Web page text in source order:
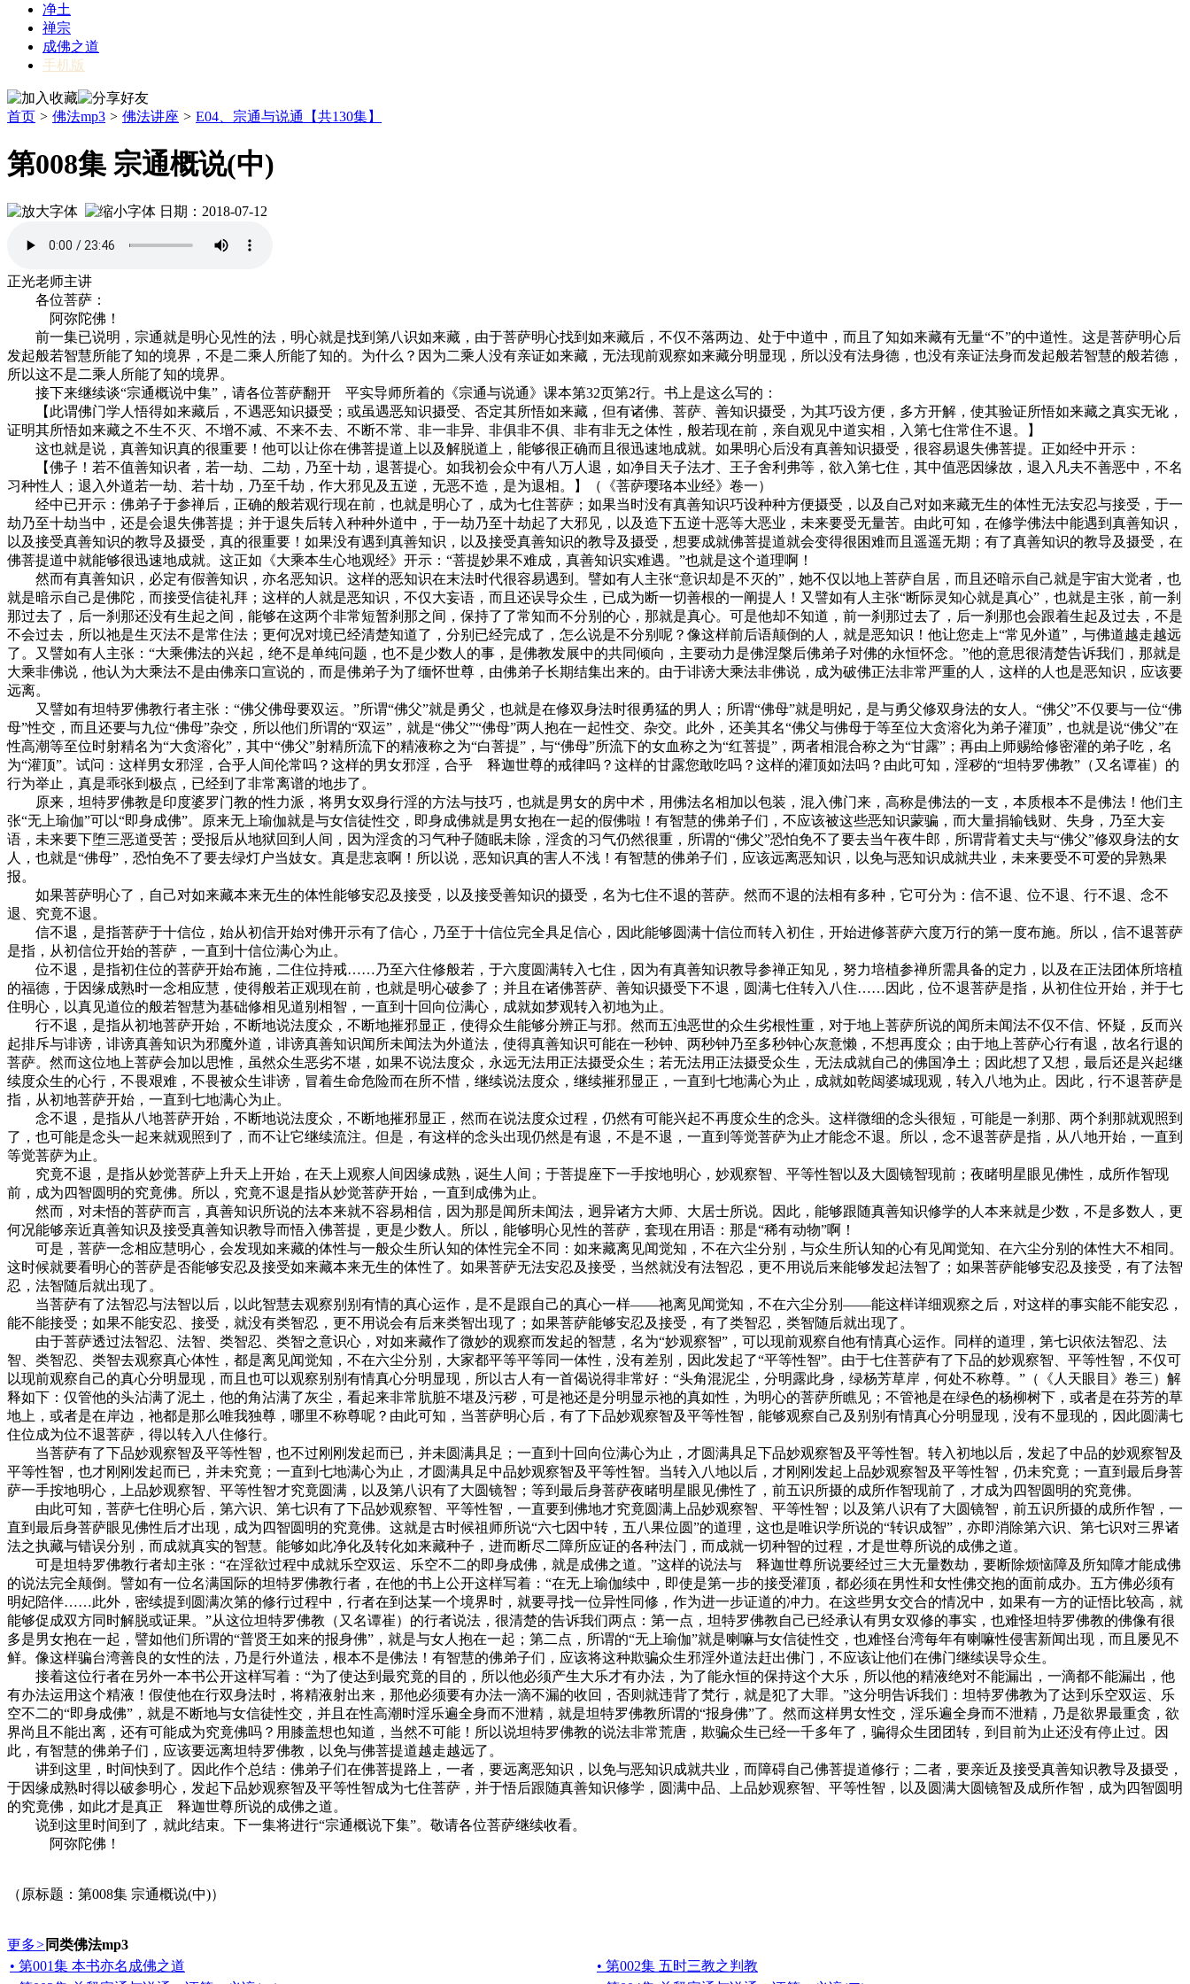
净土
禅宗
成佛之道
手机版
首页 > 佛法mp3 > 佛法讲座 > E04、宗通与说通【共130集】
第008集 宗通概说(中)
日期：2018-07-12
正光老师主讲
各位菩萨：
阿弥陀佛！
前一集已说明，宗通就是明心见性的法，明心就是找到第八识如来藏，由于菩萨明心找到如来藏后，不仅不落两边、处于中道中，而且了知如来藏有无量“不”的中道性。这是菩萨明心后
发起般若智慧所能了知的境界，不是二乘人所能了知的。为什么？因为二乘人没有亲证如来藏，无法现前观察如来藏分明显现，所以没有法身德，也没有亲证法身而发起般若智慧的般若德，
所以这不是二乘人所能了知的境界。
接下来继续谈“宗通概说中集”，请各位菩萨翻开 平实导师所着的《宗通与说通》课本第32页第2行。书上是这么写的：
【此谓佛门学人悟得如来藏后，不遇恶知识摄受；或虽遇恶知识摄受、否定其所悟如来藏，但有诸佛、菩萨、善知识摄受，为其巧设方便，多方开解，使其验证所悟如来藏之真实无讹，
证明其所悟如来藏之不生不灭、不增不减、不来不去、不断不常、非一非异、非俱非不俱、非有非无之体性，般若现在前，亲自观见中道实相，入第七住常住不退。】
这也就是说，真善知识真的很重要！他可以让你在佛菩提道上以及解脱道上，能够很正确而且很迅速地成就。如果明心后没有真善知识摄受，很容易退失佛菩提。正如经中开示：
【佛子！若不值善知识者，若一劫、二劫，乃至十劫，退菩提心。如我初会众中有八万人退，如净目天子法才、王子舍利弗等，欲入第七住，其中值恶因缘故，退入凡夫不善恶中，不名
习种性人；退入外道若一劫、若十劫，乃至千劫，作大邪见及五逆，无恶不造，是为退相。】（《菩萨璎珞本业经》卷一）
经中已开示：佛弟子于参禅后，正确的般若观行现在前，也就是明心了，成为七住菩萨；如果当时没有真善知识巧设种种方便摄受，以及自己对如来藏无生的体性无法安忍与接受，于一
劫乃至十劫当中，还是会退失佛菩提；并于退失后转入种种外道中，于一劫乃至十劫起了大邪见，以及造下五逆十恶等大恶业，未来要受无量苦。由此可知，在修学佛法中能遇到真善知识，
以及接受真善知识的教导及摄受，真的很重要！如果没有遇到真善知识，以及接受真善知识的教导及摄受，想要成就佛菩提道就会变得很困难而且遥遥无期；有了真善知识的教导及摄受，在
佛菩提道中就能够很迅速地成就。这正如《大乘本生心地观经》开示：“菩提妙果不难成，真善知识实难遇。”也就是这个道理啊！
然而有真善知识，必定有假善知识，亦名恶知识。这样的恶知识在末法时代很容易遇到。譬如有人主张“意识却是不灭的”，她不仅以地上菩萨自居，而且还暗示自己就是宇宙大觉者，也
就是暗示自己是佛陀，而接受信徒礼拜；这样的人就是恶知识，不仅大妄语，而且还误导众生，已成为断一切善根的一阐提人！又譬如有人主张“断际灵知心就是真心”，也就是主张，前一刹
那过去了，后一刹那还没有生起之间，能够在这两个非常短暂刹那之间，保持了了常知而不分别的心，那就是真心。可是他却不知道，前一刹那过去了，后一刹那也会跟着生起及过去，不是
不会过去，所以祂是生灭法不是常住法；更何况对境已经清楚知道了，分别已经完成了，怎么说是不分别呢？像这样前后语颠倒的人，就是恶知识！他让您走上“常见外道”，与佛道越走越远
了。又譬如有人主张：“大乘佛法的兴起，绝不是单纯问题，也不是少数人的事，是佛教发展中的共同倾向，主要动力是佛涅槃后佛弟子对佛的永恒怀念。”他的意思很清楚告诉我们，那就是
大乘非佛说，他认为大乘法不是由佛亲口宣说的，而是佛弟子为了缅怀世尊，由佛弟子长期结集出来的。由于诽谤大乘法非佛说，成为破佛正法非常严重的人，这样的人也是恶知识，应该要
远离。
又譬如有坦特罗佛教行者主张：“佛父佛母要双运。”所谓“佛父”就是勇父，也就是在修双身法时很勇猛的男人；所谓“佛母”就是明妃，是与勇父修双身法的女人。“佛父”不仅要与一位“佛
母”性交，而且还要与九位“佛母”杂交，所以他们所谓的“双运”，就是“佛父”“佛母”两人抱在一起性交、杂交。此外，还美其名“佛父与佛母于等至位大贪溶化为弟子灌顶”，也就是说“佛父”在
性高潮等至位时射精名为“大贪溶化”，其中“佛父”射精所流下的精液称之为“白菩提”，与“佛母”所流下的女血称之为“红菩提”，两者相混合称之为“甘露”；再由上师赐给修密灌的弟子吃，名
为“灌顶”。试问：这样男女邪淫，合乎人间伦常吗？这样的男女邪淫，合乎 释迦世尊的戒律吗？这样的甘露您敢吃吗？这样的灌顶如法吗？由此可知，淫秽的“坦特罗佛教”（又名谭崔）的
行为举止，真是乖张到极点，已经到了非常离谱的地步了。
原来，坦特罗佛教是印度婆罗门教的性力派，将男女双身行淫的方法与技巧，也就是男女的房中术，用佛法名相加以包装，混入佛门来，高称是佛法的一支，本质根本不是佛法！他们主
张“无上瑜伽”可以“即身成佛”。原来无上瑜伽就是与女信徒性交，即身成佛就是男女抱在一起的假佛啦！有智慧的佛弟子们，不应该被这些恶知识蒙骗，而大量捐输钱财、失身，乃至大妄
语，未来要下堕三恶道受苦；受报后从地狱回到人间，因为淫贪的习气种子随眠未除，淫贪的习气仍然很重，所谓的“佛父”恐怕免不了要去当午夜牛郎，所谓背着丈夫与“佛父”修双身法的女
人，也就是“佛母”，恐怕免不了要去绿灯户当妓女。真是悲哀啊！所以说，恶知识真的害人不浅！有智慧的佛弟子们，应该远离恶知识，以免与恶知识成就共业，未来要受不可爱的异熟果
报。
如果菩萨明心了，自己对如来藏本来无生的体性能够安忍及接受，以及接受善知识的摄受，名为七住不退的菩萨。然而不退的法相有多种，它可分为：信不退、位不退、行不退、念不
退、究竟不退。
信不退，是指菩萨于十信位，始从初信开始对佛开示有了信心，乃至于十信位完全具足信心，因此能够圆满十信位而转入初住，开始进修菩萨六度万行的第一度布施。所以，信不退菩萨
是指，从初信位开始的菩萨，一直到十信位满心为止。
位不退，是指初住位的菩萨开始布施，二住位持戒……乃至六住修般若，于六度圆满转入七住，因为有真善知识教导参禅正知见，努力培植参禅所需具备的定力，以及在正法团体所培植
的福德，于因缘成熟时一念相应慧，使得般若正观现在前，也就是明心破参了；并且在诸佛菩萨、善知识摄受下不退，圆满七住转入八住……因此，位不退菩萨是指，从初住位开始，并于七
住明心，以真见道位的般若智慧为基础修相见道别相智，一直到十回向位满心，成就如梦观转入初地为止。
行不退，是指从初地菩萨开始，不断地说法度众，不断地摧邪显正，使得众生能够分辨正与邪。然而五浊恶世的众生劣根性重，对于地上菩萨所说的闻所未闻法不仅不信、怀疑，反而兴
起排斥与诽谤，诽谤真善知识为邪魔外道，诽谤真善知识闻所未闻法为外道法，使得真善知识可能在一秒钟、两秒钟乃至多秒钟心灰意懒，不想再度众；由于地上菩萨心行有退，故名行退的
菩萨。然而这位地上菩萨会加以思惟，虽然众生恶劣不堪，如果不说法度众，永远无法用正法摄受众生；若无法用正法摄受众生，无法成就自己的佛国净土；因此想了又想，最后还是兴起继
续度众生的心行，不畏艰难，不畏被众生诽谤，冒着生命危险而在所不惜，继续说法度众，继续摧邪显正，一直到七地满心为止，成就如乾闼婆城现观，转入八地为止。因此，行不退菩萨是
指，从初地菩萨开始，一直到七地满心为止。
念不退，是指从八地菩萨开始，不断地说法度众，不断地摧邪显正，然而在说法度众过程，仍然有可能兴起不再度众生的念头。这样微细的念头很短，可能是一刹那、两个刹那就观照到
了，也可能是念头一起来就观照到了，而不让它继续流注。但是，有这样的念头出现仍然是有退，不是不退，一直到等觉菩萨为止才能念不退。所以，念不退菩萨是指，从八地开始，一直到
等觉菩萨为止。
究竟不退，是指从妙觉菩萨上升天上开始，在天上观察人间因缘成熟，诞生人间；于菩提座下一手按地明心，妙观察智、平等性智以及大圆镜智现前；夜睹明星眼见佛性，成所作智现
前，成为四智圆明的究竟佛。所以，究竟不退是指从妙觉菩萨开始，一直到成佛为止。
然而，对未悟的菩萨而言，真善知识所说的法本来就不容易相信，因为那是闻所未闻法，迥异诸方大师、大居士所说。因此，能够跟随真善知识修学的人本来就是少数，不是多数人，更
何况能够亲近真善知识及接受真善知识教导而悟入佛菩提，更是少数人。所以，能够明心见性的菩萨，套现在用语：那是“稀有动物”啊！
可是，菩萨一念相应慧明心，会发现如来藏的体性与一般众生所认知的体性完全不同：如来藏离见闻觉知，不在六尘分别，与众生所认知的心有见闻觉知、在六尘分别的体性大不相同。
这时候就要看明心的菩萨是否能够安忍及接受如来藏本来无生的体性了。如果菩萨无法安忍及接受，当然就没有法智忍，更不用说后来能够发起法智了；如果菩萨能够安忍及接受，有了法智
忍，法智随后就出现了。
当菩萨有了法智忍与法智以后，以此智慧去观察别别有情的真心运作，是不是跟自己的真心一样——祂离见闻觉知，不在六尘分别——能这样详细观察之后，对这样的事实能不能安忍，
能不能接受；如果不能安忍、接受，就没有类智忍，更不用说会有后来类智出现了；如果菩萨能够安忍及接受，有了类智忍，类智随后就出现了。
由于菩萨透过法智忍、法智、类智忍、类智之意识心，对如来藏作了微妙的观察而发起的智慧，名为“妙观察智”，可以现前观察自他有情真心运作。同样的道理，第七识依法智忍、法
智、类智忍、类智去观察真心体性，都是离见闻觉知，不在六尘分别，大家都平等平等同一体性，没有差别，因此发起了“平等性智”。由于七住菩萨有了下品的妙观察智、平等性智，不仅可
以现前观察自己的真心分明显现，而且也可以观察别别有情真心分明显现，所以古人有一首偈说得非常好：“头角混泥尘，分明露此身，绿杨芳草岸，何处不称尊。”（《人天眼目》卷三）解
释如下：仅管他的头沾满了泥土，他的角沾满了灰尘，看起来非常肮脏不堪及污秽，可是祂还是分明显示祂的真如性，为明心的菩萨所瞧见；不管祂是在绿色的杨柳树下，或者是在芬芳的草
地上，或者是在岸边，祂都是那么唯我独尊，哪里不称尊呢？由此可知，当菩萨明心后，有了下品妙观察智及平等性智，能够观察自己及别别有情真心分明显现，没有不显现的，因此圆满七
住位成为位不退菩萨，得以转入八住修行。
当菩萨有了下品妙观察智及平等性智，也不过刚刚发起而已，并未圆满具足；一直到十回向位满心为止，才圆满具足下品妙观察智及平等性智。转入初地以后，发起了中品的妙观察智及
平等性智，也才刚刚发起而已，并未究竟；一直到七地满心为止，才圆满具足中品妙观察智及平等性智。当转入八地以后，才刚刚发起上品妙观察智及平等性智，仍未究竟；一直到最后身菩
萨一手按地明心，上品妙观察智、平等性智才究竟圆满，以及第八识有了大圆镜智；等到最后身菩萨夜睹明星眼见佛性了，前五识所摄的成所作智现前了，才成为四智圆明的究竟佛。
由此可知，菩萨七住明心后，第六识、第七识有了下品妙观察智、平等性智，一直要到佛地才究竟圆满上品妙观察智、平等性智；以及第八识有了大圆镜智，前五识所摄的成所作智，一
直到最后身菩萨眼见佛性后才出现，成为四智圆明的究竟佛。这就是古时候祖师所说“六七因中转，五八果位圆”的道理，这也是唯识学所说的“转识成智”，亦即消除第六识、第七识对三界诸
法之执藏与错误分别，而成就真实的智慧。能够如此净化及转化如来藏种子，进而断尽二障所应证的各种法门，而成就一切种智的过程，才是世尊所说的成佛之道。
可是坦特罗佛教行者却主张：“在淫欲过程中成就乐空双运、乐空不二的即身成佛，就是成佛之道。”这样的说法与 释迦世尊所说要经过三大无量数劫，要断除烦恼障及所知障才能成佛
的说法完全颠倒。譬如有一位名满国际的坦特罗佛教行者，在他的书上公开这样写着：“在无上瑜伽续中，即使是第一步的接受灌顶，都必须在男性和女性佛交抱的面前成办。五方佛必须有
明妃陪伴……此外，密续提到圆满次第的修行过程中，行者在到达某一个境界时，就要寻找一位异性同修，作为进一步证道的冲力。在这些男女交合的情况中，如果有一方的证悟比较高，就
能够促成双方同时解脱或证果。”从这位坦特罗佛教（又名谭崔）的行者说法，很清楚的告诉我们两点：第一点，坦特罗佛教自己已经承认有男女双修的事实，也难怪坦特罗佛教的佛像有很
多是男女抱在一起，譬如他们所谓的“普贤王如来的报身佛”，就是与女人抱在一起；第二点，所谓的“无上瑜伽”就是喇嘛与女信徒性交，也难怪台湾每年有喇嘛性侵害新闻出现，而且屡见不
鲜。像这样骗台湾善良的女性的法，乃是行外道法，根本不是佛法！有智慧的佛弟子们，应该将这种欺骗众生邪淫外道法赶出佛门，不应该让他们在佛门继续误导众生。
接着这位行者在另外一本书公开这样写着：“为了使达到最究竟的目的，所以他必须产生大乐才有办法，为了能永恒的保持这个大乐，所以他的精液绝对不能漏出，一滴都不能漏出，他
有办法运用这个精液！假使他在行双身法时，将精液射出来，那他必须要有办法一滴不漏的收回，否则就违背了梵行，就是犯了大罪。”这分明告诉我们：坦特罗佛教为了达到乐空双运、乐
空不二的“即身成佛”，就是不断地与女信徒性交，并且在性高潮时淫乐遍全身而不泄精，就是坦特罗佛教所谓的“报身佛”了。然而这样男女性交，淫乐遍全身而不泄精，乃是欲界最重贪，欲
界尚且不能出离，还有可能成为究竟佛吗？用膝盖想也知道，当然不可能！所以说坦特罗佛教的说法非常荒唐，欺骗众生已经一千多年了，骗得众生团团转，到目前为止还没有停止过。因
此，有智慧的佛弟子们，应该要远离坦特罗佛教，以免与佛菩提道越走越远了。
讲到这里，时间快到了。因此作个总结：佛弟子们在佛菩提路上，一者，要远离恶知识，以免与恶知识成就共业，而障碍自己佛菩提道修行；二者，要亲近及接受真善知识教导及摄受，
于因缘成熟时得以破参明心，发起下品妙观察智及平等性智成为七住菩萨，并于悟后跟随真善知识修学，圆满中品、上品妙观察智、平等性智，以及圆满大圆镜智及成所作智，成为四智圆明
的究竟佛，如此才是真正 释迦世尊所说的成佛之道。
说到这里时间到了，就此结束。下一集将进行“宗通概说下集”。敬请各位菩萨继续收看。
阿弥陀佛！
（原标题：第008集 宗通概说(中)）
更多> 同类佛法mp3
• 第001集 本书亦名成佛之道
• 第002集 五时三教之判教